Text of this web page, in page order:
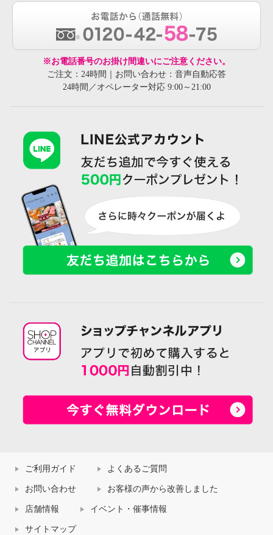
※お電話番号のお掛け間違いにご注意ください。
ご注文：24時間｜お問い合わせ：音声自動応答
24時間／オペレーター対応 9:00～21:00
ご利用ガイド よくあるご質問
お問い合わせ お客様の声から改善しました
店舗情報 イベント・催事情報
サイトマップ